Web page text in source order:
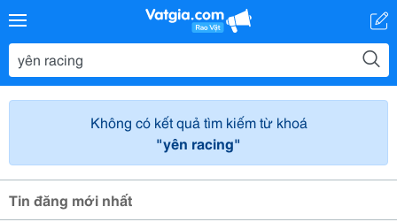
Không có kết quả tìm kiếm từ khoá
"yên racing"
Tin đăng mới nhất